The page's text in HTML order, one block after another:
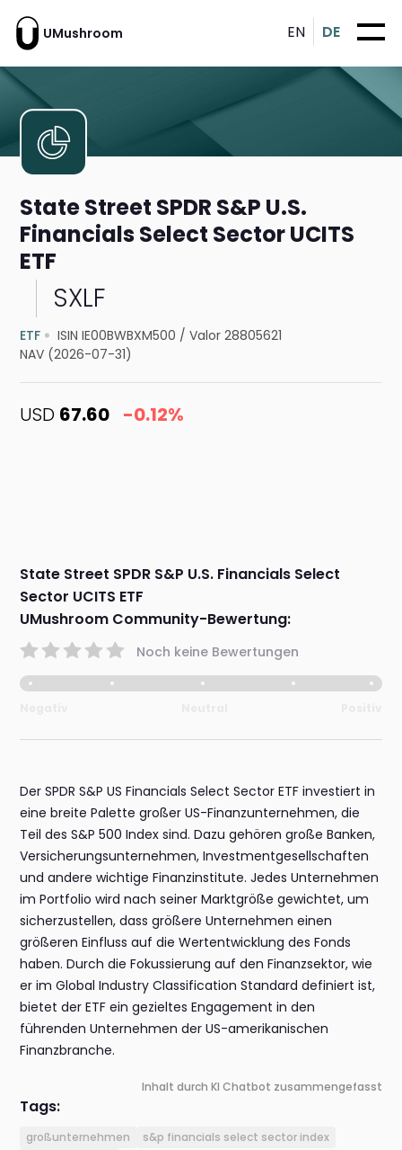
UMushroom EN DE
State Street SPDR S&P U.S.
Financials Select Sector UCITS
ETF
SXLF
ETF ISIN IE00BWBXM500 /Valor 28805621
NAV (2026-07-31)
USD 67.60 -0.12%
State Street SPDR S&P U.S. Financials Select
Sector UCITS ETF
UMushroom Community-Bewertung:
Noch keine Bewertungen
Der SPDR S&P US Financials Select Sector ETF investiert in
eine breite Palette großer US-Finanzunternehmen, die
Teil des S&P 500 Index sind. Dazu gehören große Banken,
Versicherungsunternehmen, Investmentgesellschaften
und andere wichtige Finanzinstitute. Jedes Unternehmen
im Portfolio wird nach seiner Marktgröße gewichtet, um
sicherzustellen, dass größere Unternehmen einen
größeren Einfluss auf die Wertentwicklung des Fonds
haben. Durch die Fokussierung auf den Finanzsektor, wie
er im Global Industry Classification Standard definiert ist,
bietet der ETF ein gezieltes Engagement in den
führenden Unternehmen der US-amerikanischen
Finanzbranche.
Inhalt durch KI Chatbot zusammengefasst
Tags:
großunternehmen
s&p financials select sector index